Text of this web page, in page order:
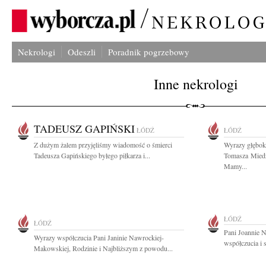
Nekrologi Odeszli Poradnik pogrzebowy
Inne nekrologi
TADEUSZ GAPIŃSKI ŁÓDŹ
Z dużym żalem przyjęliśmy wiadomość o śmierci
Tadeusza Gapińskiego byłego piłkarza i...
ŁÓDŹ
Wyrazy
Tomasza
Mamy...
ŁÓDŹ
Wyrazy współczucia Pani Janinie Nawrockiej-
Makowskiej, Rodzinie i Najbliższym z powodu...
ŁÓDŹ
Pani Joannie
współczucia i